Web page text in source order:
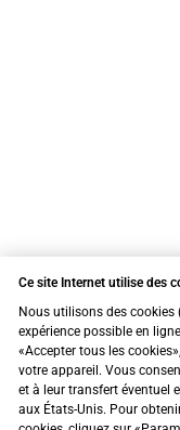
Ce site Internet utilise des
Nous utilisons des
expérience possible en
«Accepter tous les
votre appareil. Vous
et à leur transfert éventuel
aux États-Unis. Pour